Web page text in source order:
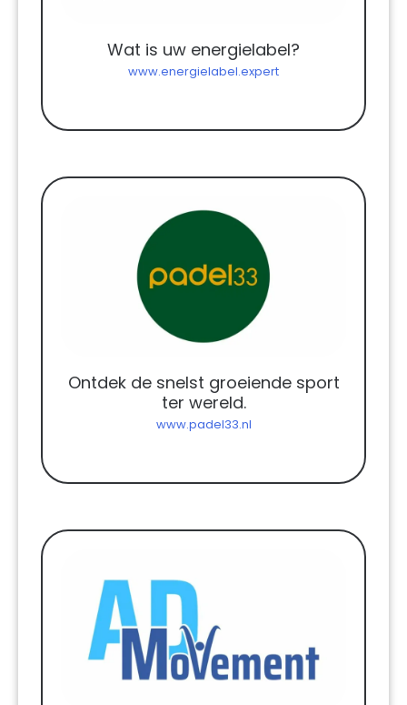
Wat is uw energielabel?
www.energielabel.expert
Ontdek de snelst groeiende sport
ter wereld.
www.padel33.nl